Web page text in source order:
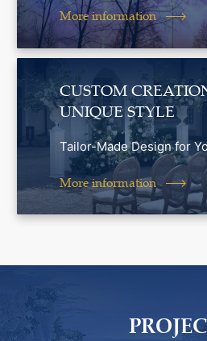
More information
CUSTOM
UNIQUE STYLE
Tailor-Made Design for
More information